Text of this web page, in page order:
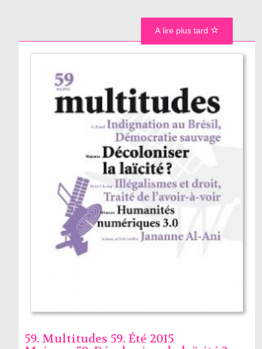
59. Multitudes 59. Été 2015
A lire plus tard